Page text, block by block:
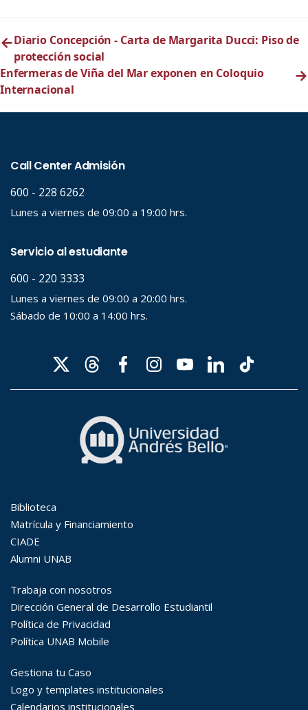
←Diario Concepción - Carta de Margarita Ducci: Piso de
protección social
Enfermeras de Viña del Mar exponen en Coloquio
Internacional
→